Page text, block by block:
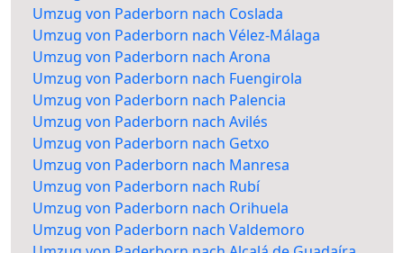
Umzug von Paderborn nach Coslada
Umzug von Paderborn nach Vélez-Málaga
Umzug von Paderborn nach Arona
Umzug von Paderborn nach Fuengirola
Umzug von Paderborn nach Palencia
Umzug von Paderborn nach Avilés
Umzug von Paderborn nach Getxo
Umzug von Paderborn nach Manresa
Umzug von Paderborn nach Rubí
Umzug von Paderborn nach Orihuela
Umzug von Paderborn nach Valdemoro